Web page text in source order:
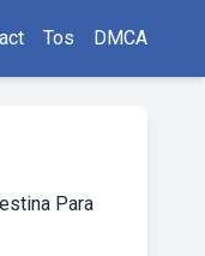
Tos DMCA
Para